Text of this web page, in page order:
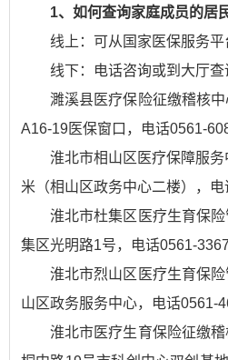
1、如何查询家庭成员的居
线上：可从国家医保服务平
线下：电话咨询或到大厅查
濉溪县医疗保险征缴稽核
A16-19医保窗口，电话0561-
淮北市相山区医疗保障服
米（相山区政务中心二楼），电
淮北市杜集区医疗生育保
集区光明路1号，电话0561-
淮北市烈山区医疗生育保
山区政务服务中心，电话0561-
淮北市医疗生育保险征缴